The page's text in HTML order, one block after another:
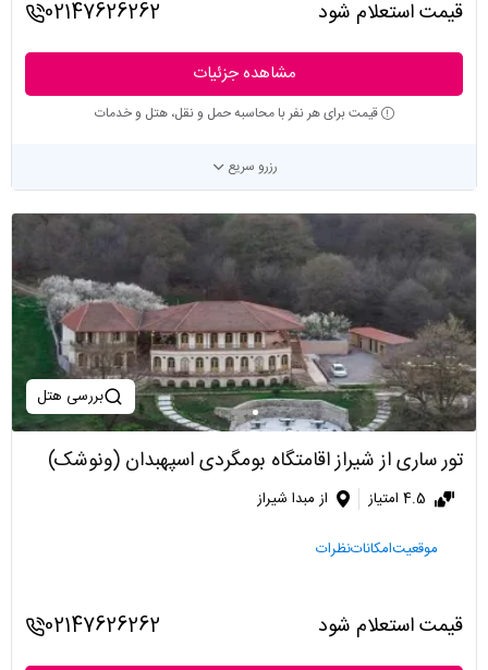
قیمت استعلام شود 02147626262
مشاهده جزئیات
قیمت برای هر نفر با محاسبه حمل و نقل، هتل و خدمات
رزرو سریع
بررسی هتل
تور ساری از شیراز اقامتگاه بومگردی اسپهبدان (ونوشک)
4.5 امتیاز از مبدا شیراز
موقعیتامکاناتنظرات
قیمت استعلام شود 02147626262